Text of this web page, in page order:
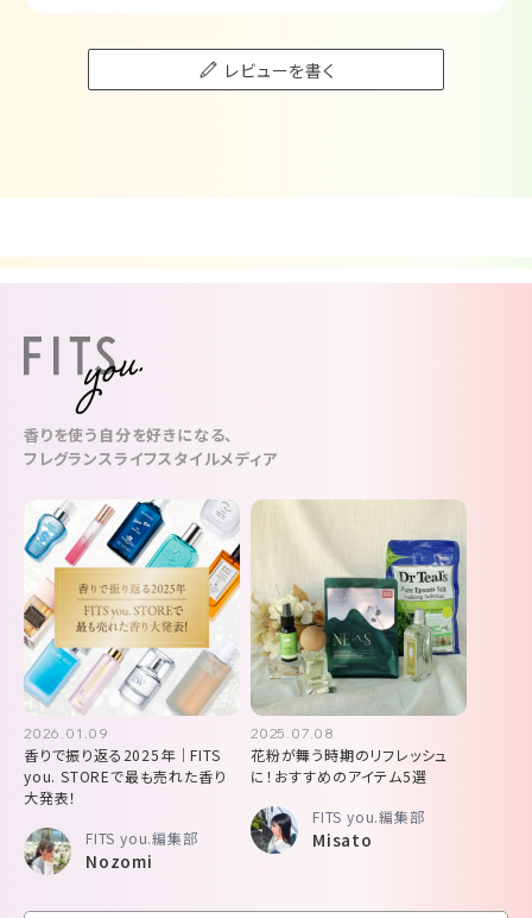
レビューを書く
香りを使う自分を好きになる、
フレグランスライフスタイルメディア
2026.01.09
香りで振り返る2025年│FITS
you. STOREで最も売れた香り
大発表！
FITS you.編集部
Nozomi
2025.07.08
花粉が舞う時期のリフレッシュ
に！おすすめのアイテム5選
FITS you.編集部
Misato